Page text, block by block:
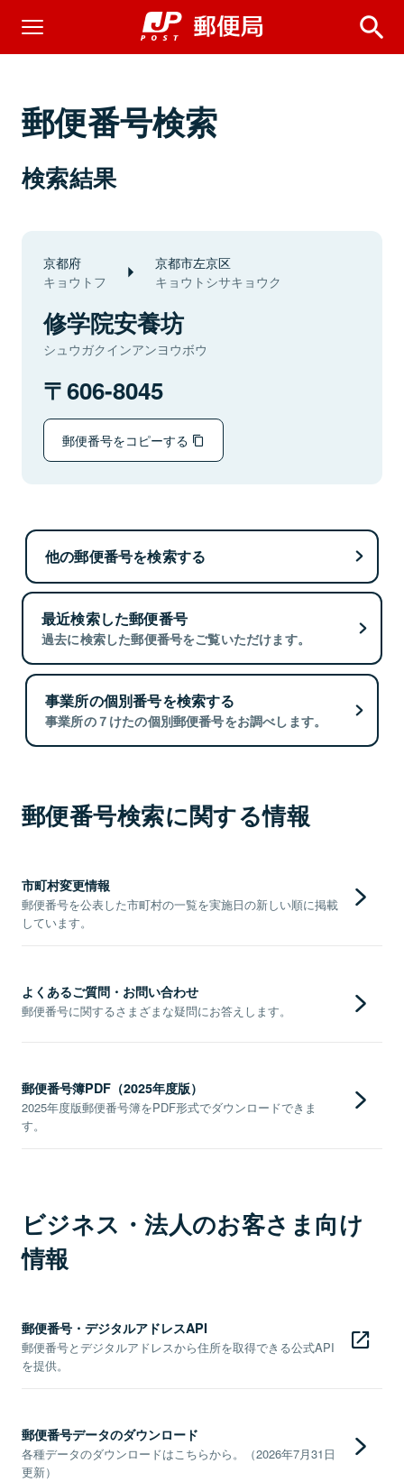
郵便番号検索
検索結果
京都府
キョウトフ
京都市左京区
キョウトシサキョウク
修学院安養坊
シュウガクインアンヨウボウ
606-8045
郵便番号をコピーする
他の郵便番号を検索する
最近検索した郵便番号
過去に検索した郵便番号をご覧いただけます。
事業所の個別番号を検索する
事業所の７けたの個別郵便番号をお調べします。
郵便番号検索に関する情報
市町村変更情報
郵便番号を公表した市町村の一覧を実施日の新しい順に掲載
しています。
よくあるご質問・お問い合わせ
郵便番号に関するさまざまな疑問にお答えします。
郵便番号簿PDF（2025年度版）
2025年度版郵便番号簿をPDF形式でダウンロードできま
す。
ビジネス・法人のお客さま向け
情報
郵便番号・デジタルアドレスAPI
郵便番号とデジタルアドレスから住所を取得できる公式API
を提供。
郵便番号データのダウンロード
各種データのダウンロードはこちらから。（2026年7月31日
更新）